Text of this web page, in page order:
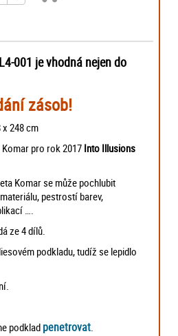
001 je vhodná nejen do
zásob!
248 cm
pro rok 2017 Into Illusions
Komar se může pochlubit
pestrostí barev,
….
ze 4 dílů.
podkladu, tudíž se lepidlo
podklad penetrovat.